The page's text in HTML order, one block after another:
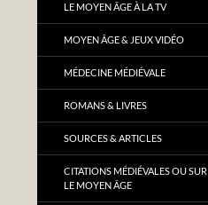
LE MOYEN ÂGE À LA TV
MOYEN ÂGE & JEUX VIDÉO
MÉDECINE MÉDIÉVALE
ROMANS & LIVRES
SOURCES & ARTICLES
CITATIONS MÉDIÉVALES OU SUR
LE MOYEN ÂGE